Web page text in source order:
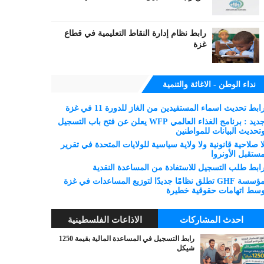
رابط نظام إدارة النقاط التعليمية في قطاع
غزة
نداء الوطن - الاغاثة والتنمية
تحديث اسماء المستفيدين من الغاز للدورة 11 في غزة
جديد : برنامج الغذاء العالمي WFP يعلن عن فتح باب التسجيل
البيانات للمواطنين
صلاحية قانونية ولا ولاية سياسية للولايات المتحدة في تقرير
مستقبل الأونروا
طلب التسجيل للاستفادة من المساعدة النقدية
مؤسسة GHF تطلق نظامًا جديدًا لتوزيع المساعدات في غزة
اتهامات حقوقية خطيرة
احدث المشاركات الاذاعات الفلسطينية
رابط التسجيل في المساعدة المالية بقيمة 1250
شيكل